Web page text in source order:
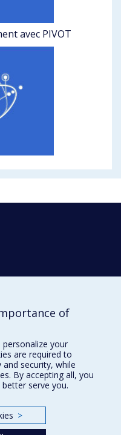
avec PIVOT
of
your
are required to
and security, while
By accepting all, you
serve you.
>